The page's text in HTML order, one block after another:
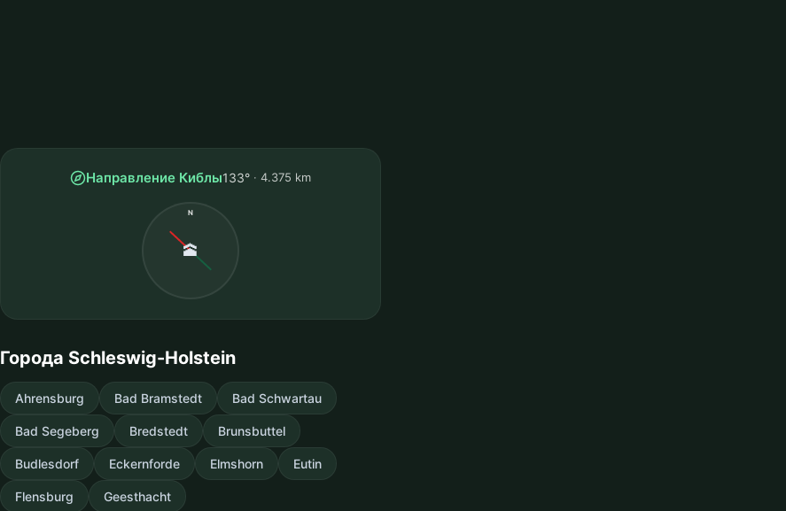
Направление Киблы133° 4.375 km
N
🕋
Города Schleswig-Holstein
Ahrensburg Bad Bramstedt Bad Schwartau
Bad Segeberg Bredstedt Brunsbuttel
Budlesdorf Eckernforde Elmshorn Eutin
Flensburg Geesthacht